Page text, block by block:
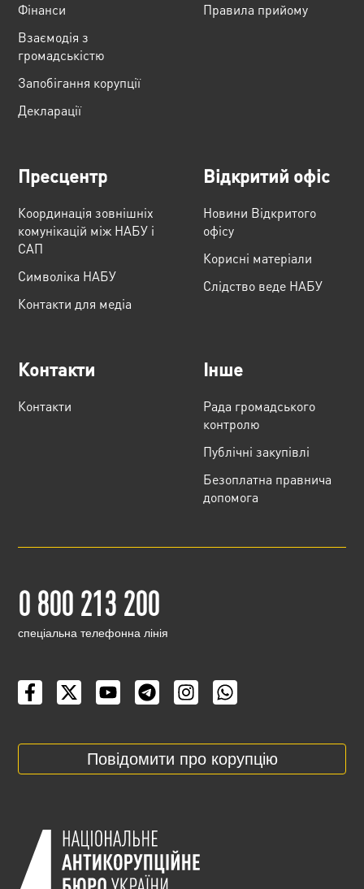
Фінанси
Взаємодія з
громадськістю
Запобігання корупції
Декларації
Правила прийому
Пресцентр
Координація зовнішніх
комунікацій між НАБУ і
САП
Cимволіка НАБУ
Контакти для медіа
Відкритий офіс
Новини Відкритого
офісу
Корисні матеріали
Слідство веде НАБУ
Контакти
Контакти
Інше
Рада громадського
контролю
Публічні закупівлі
Безоплатна правнича
допомога
0 800 213 200
cпеціальна телефонна лінія
Повідомити про корупцію